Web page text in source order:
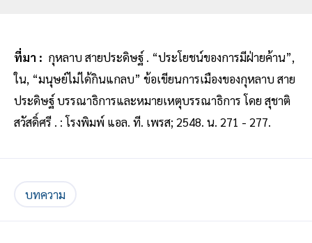
ที่มา : กุหลาบ สายประดิษฐ์ . “ประโยชน์ของการมีฝ่ายค้าน”,
ใน, “มนุษย์ไม่ได้กินแกลบ” ข้อเขียนการเมืองของกุหลาบ สาย
ประดิษฐ์ บรรณาธิการและหมายเหตุบรรณาธิการ โดย สุชาติ
สวัสดิ์ศรี . : โรงพิมพ์ แอล. ที. เพรส; 2548. น. 271 - 277.
บทความ